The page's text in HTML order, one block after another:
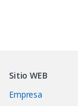
Sitio WEB
Empresa